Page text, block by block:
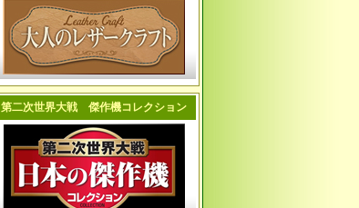
第二次世界大戦 傑作機コレクション